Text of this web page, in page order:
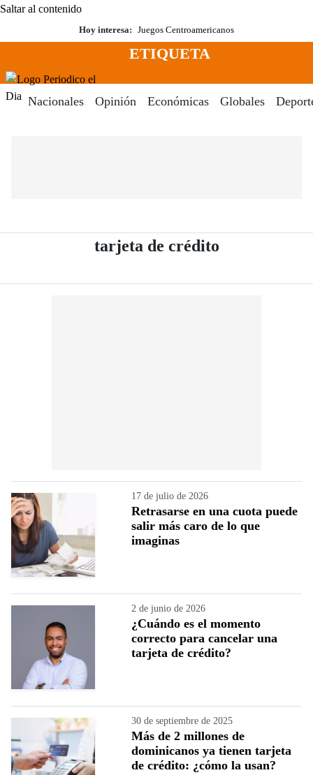
Saltar al contenido
Hoy interesa: Juegos Centroamericanos
Menú
ETIQUETA
Nacionales Opinión Económicas Globales
tarjeta de crédito- Periódico
17 de julio de 2026
Retrasarse en una cuota puede
salir más caro de lo que
imaginas
2 de junio de 2026
¿Cuándo es el momento
correcto para cancelar una
tarjeta de crédito?
30 de septiembre de 2025
Más de 2 millones de
dominicanos ya tienen tarjeta
de crédito: ¿cómo la usan?